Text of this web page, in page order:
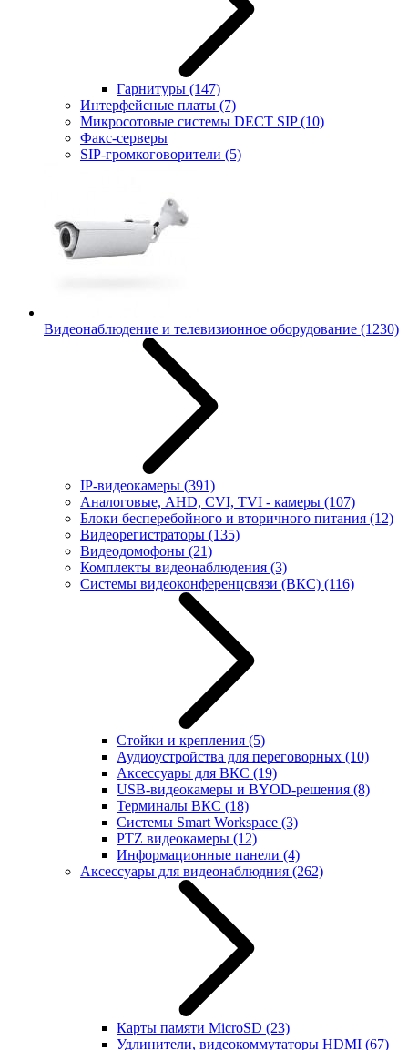
Гарнитуры (147)
Интерфейсные платы (7)
Микросотовые системы DECT SIP(10)
Факс-серверы
SIP-громкоговорители (5)
Видеонаблюдение и телевизионное оборудование (1230)
IP-видеокамеры (391)
Аналоговые, AHD, CVI, TVI - камеры (107)
Блоки бесперебойного и вторичного питания (12)
Видеорегистраторы (135)
Видеодомофоны (21)
Комплекты видеонаблюдения (3)
Системы видеоконференцсвязи (ВКС) (116)
Стойки и крепления (5)
Аудиоустройства для переговорных (10)
Аксессуары для ВКС (19)
USB-видеокамеры и BYOD-решения (8)
Терминалы ВКС (18)
Системы Smart Workspace (3)
PTZ видеокамеры (12)
Информационные панели (4)
Аксессуары для видеонаблюдния (262)
Карты памяти MicroSD (23)
Удлинители, видеокоммутаторы HDMI (67)